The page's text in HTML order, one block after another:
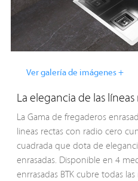
Ver galería de imágenes +
La elegancia de las líneas
La Gama de fregaderos
lineas rectas con radio cero
cuadrada que dota de
enrasadas. Disponible en 4
enrrasadas BTK cubre todas